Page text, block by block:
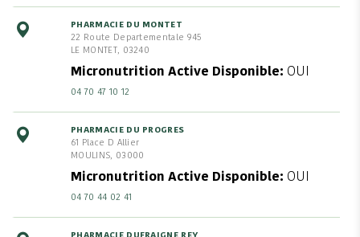
PHARMACIE DU MONTET
22 Route Departementale 945
LE MONTET, 03240
Micronutrition Active Disponible OUI
04 70 47 10 12
PHARMACIE DU PROGRES
61 Place D Allier
MOULINS, 03000
Micronutrition Active Disponible OUI
04 70 44 02 41